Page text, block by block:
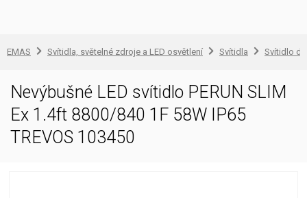
EMAS Svítidla, světelné zdroje a LED osvětlení Svítidla Svítidlo
Nevýbušné LED svítidlo PERUN SLIM
Ex 1.4ft 8800/840 1F 58W IP65
TREVOS 103450